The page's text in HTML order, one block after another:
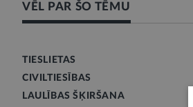
VĒL PAR ŠO TĒMU
TIESLIETAS
CIVILTIESĪBAS
LAULĪBAS ŠĶIRŠANA